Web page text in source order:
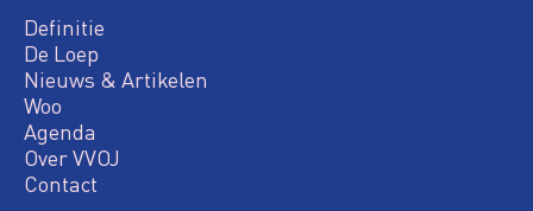
Definitie
De Loep
Nieuws & Artikelen
Woo
Agenda
Over VVOJ
Contact